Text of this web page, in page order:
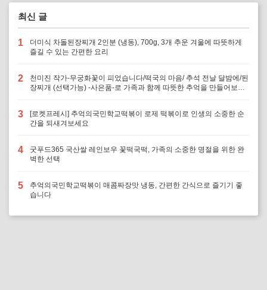
최신 글
1
더미식 차돌된장찌개 2인분 (냉동), 700g, 3개 추운 겨울에 따뜻하게
즐길 수 있는 간편한 요리
2
천미진 작가-무궁화꽃이 피었습니다/떡국의 마음/ 추석 전날 달밤에/된
장찌개 (선택가능) -사은품-로 가족과 함께 따뜻한 추억을 만들어보세
3
[로켓프레시] 추억의국민학교떡볶이 로제 떡볶이로 인생의 소중한 순
간을 되새겨보세요
4
굿푸드365 국산쌀 레인보우 꽃떡국떡, 가족의 소중한 명절을 위한 완
벽한 선택
5
추억의국민학교떡볶이 매콤짜장맛 냉동, 간편한 간식으로 즐기기 좋
습니다